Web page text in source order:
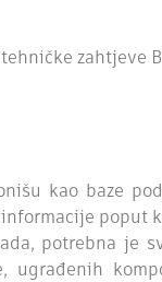
kao baze
poput
potrebna je
ugrađenih